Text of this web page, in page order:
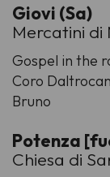
Giovi (Sa)
Mercatini di
Gospel in the
Coro
Bruno
Potenza
Chiesa di